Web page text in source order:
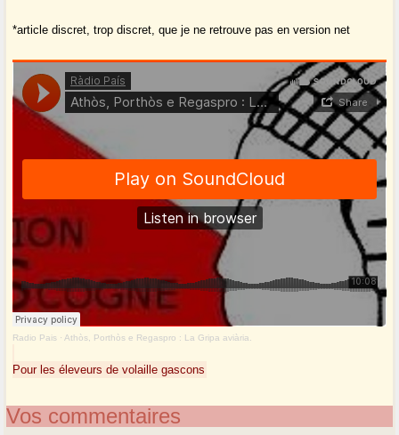
*article discret, trop discret, que je ne retrouve pas en version net
Radio Pais · Athòs, Porthòs e Regaspro : La Gripa aviària.
Pour les éleveurs de volaille gascons
Vos commentaires